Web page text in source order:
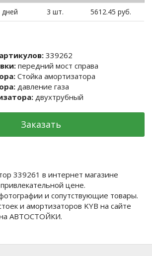
дней 3 шт. 5612.45 руб.
339262
передний мост справа
Стойка амортизатора
давление газа
двухтрубный
Заказать
339261 в интернет магазине
цене.
и сопутствующие товары.
и амортизаторов KYB на сайте
АВТОСТОЙКИ.